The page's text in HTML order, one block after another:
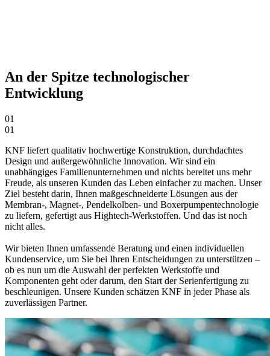
An der Spitze technologischer
Entwicklung
01
01
KNF liefert qualitativ hochwertige Konstruktion, durchdachtes
Design und außergewöhnliche Innovation. Wir sind ein
unabhängiges Familienunternehmen und nichts bereitet uns mehr
Freude, als unseren Kunden das Leben einfacher zu machen. Unser
Ziel besteht darin, Ihnen maßgeschneiderte Lösungen aus der
Membran-, Magnet-, Pendelkolben- und Boxerpumpentechnologie
zu liefern, gefertigt aus Hightech-Werkstoffen. Und das ist noch
nicht alles.
Wir bieten Ihnen umfassende Beratung und einen individuellen
Kundenservice, um Sie bei Ihren Entscheidungen zu unterstützen –
ob es nun um die Auswahl der perfekten Werkstoffe und
Komponenten geht oder darum, den Start der Serienfertigung zu
beschleunigen. Unsere Kunden schätzen KNF in jeder Phase als
zuverlässigen Partner.